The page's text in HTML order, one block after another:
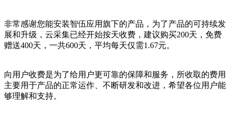
非常感谢您能安装智伍应用旗下的产品，为了产品的可持续发
展和升级，云采集已经开始按天收费，建议购买200天，免费
赠送400天，一共600天，平均每天仅需1.67元。
向用户收费是为了给用户更可靠的保障和服务，所收取的费用
主要用于产品的正常运作、不断研发和改进，希望各位用户能
够理解和支持。